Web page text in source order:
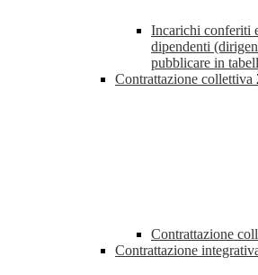
Incarichi conferiti
dipendenti
pubblicare in
Contrattazione collettiva
Contrattazione
Contrattazione